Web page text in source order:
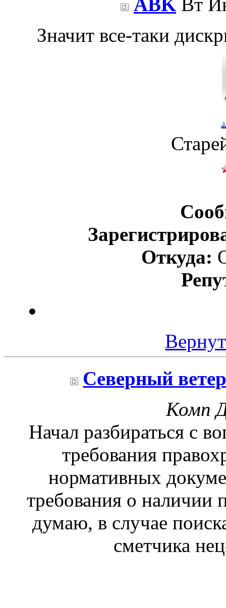
Значит все-таки
Откуда:
Северный
Комп
Начал разбираться с
требования
нормативных
требования о наличии
думаю, в случае
сметчика